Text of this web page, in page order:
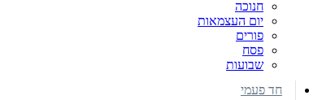
חנוכה
יום העצמאות
פורים
פסח
שבועות
חד פעמי